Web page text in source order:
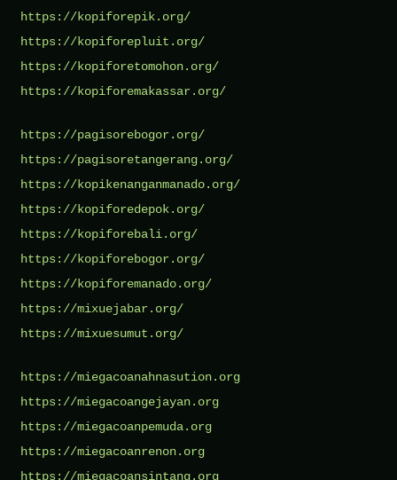
https://kopiforepik.org/
https://kopiforepluit.org/
https://kopiforetomohon.org/
https://kopiforemakassar.org/
https://pagisorebogor.org/
https://pagisoretangerang.org/
https://kopikenanganmanado.org/
https://kopiforedepok.org/
https://kopiforebali.org/
https://kopiforebogor.org/
https://kopiforemanado.org/
https://mixuejabar.org/
https://mixuesumut.org/
https://miegacoanahnasution.org
https://miegacoangejayan.org
https://miegacoanpemuda.org
https://miegacoanrenon.org
https://miegacoansintang.org